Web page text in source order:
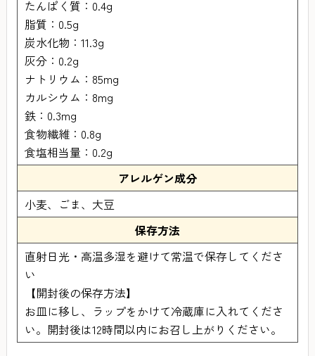
たんぱく質：0.4g
脂質：0.5g
炭水化物：11.3g
灰分：0.2g
ナトリウム：85mg
カルシウム：8mg
鉄：0.3mg
食物繊維：0.8g
食塩相当量：0.2g
アレルゲン成分
小麦、ごま、大豆
保存方法
直射日光・高温多湿を避けて常温で保存してくださ
い
【開封後の保存方法】
お皿に移し、ラップをかけて冷蔵庫に入れてくださ
い。開封後は12時間以内にお召し上がりください。